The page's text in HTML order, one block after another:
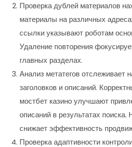
Проверка дублей материалов
материалы на различных
ссылки указывают роботам
Удаление повторения
главных разделах.
Анализ метатегов отслеживает
заголовков и описаний.
мостбет казино улучшают
описаний в результатах поиска.
снижает эффективность
Проверка адаптивности